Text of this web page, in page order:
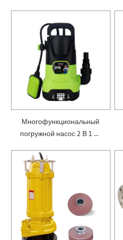
Многофункциональный
погружной насос 2 В 1 —